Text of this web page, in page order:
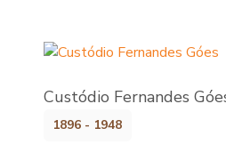
Custódio Fernandes
1896 - 1948